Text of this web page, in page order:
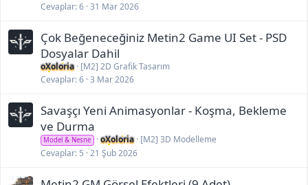
Cevaplar 6 31 Mar 2026
Çok Beğeneceğiniz Metin2 Game UI Set - PSD
Dosyalar Dahil
oXoloria [M2] 2D Grafik Tasarım
Cevaplar 6 3 Mar 2026
Savaşçı Yeni Animasyonlar - Koşma, Bekleme
ve Durma
Model & Nesne oXoloria
[M2] 3D Modelleme
Cevaplar 5 21 Şub 2026